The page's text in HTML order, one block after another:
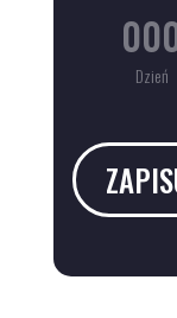
Dzień